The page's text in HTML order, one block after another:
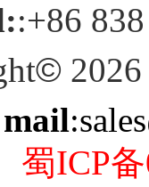
:+86
© 2026
mail
蜀ICP